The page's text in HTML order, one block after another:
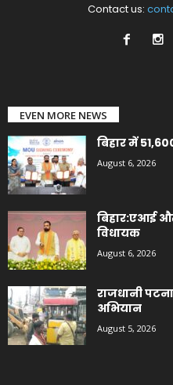
Contact us:
EVEN MORE NEWS
बिहार में
August 6, 2026
बिहार:एआई
विधायक
August 6, 2026
राजधानी
अभियान
August 5, 2026